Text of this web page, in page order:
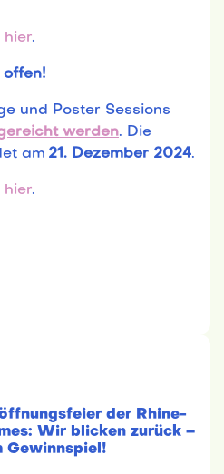
hier.
offen!
und Poster Sessions
werden. Die
am 21. Dezember 2024.
hier.
der Rhine-
Wir blicken zurück –
Gewinnspiel!